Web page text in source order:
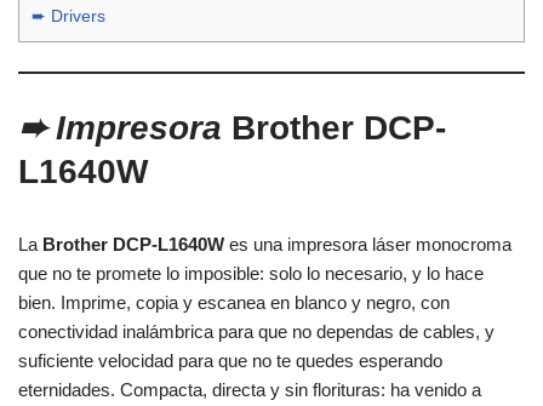
➨ Drivers
➨ Impresora Brother DCP-
L1640W
La Brother DCP-L1640W es una impresora láser monocroma
que no te promete lo imposible: solo lo necesario, y lo hace
bien. Imprime, copia y escanea en blanco y negro, con
conectividad inalámbrica para que no dependas de cables, y
suficiente velocidad para que no te quedes esperando
eternidades. Compacta, directa y sin florituras: ha venido a